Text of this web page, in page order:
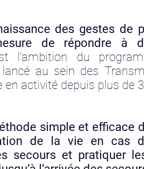
des gestes de
de répondre à
l’ambition du
au sein des
activité depuis plus de
simple et efficace
de la vie en cas
secours et pratiquer